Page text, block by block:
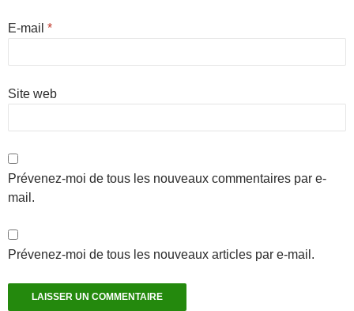
E-mail *
Site web
Prévenez-moi de tous les nouveaux commentaires par e-
mail.
Prévenez-moi de tous les nouveaux articles par e-mail.